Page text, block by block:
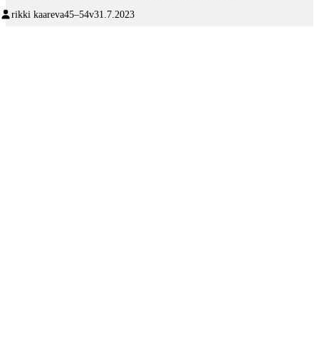
rikki kaareva45–54v31.7.2023